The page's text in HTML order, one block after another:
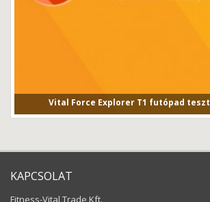
Vital Force Explorer T1 futópad teszt
KAPCSOLAT
Fitness-Vital Trade Kft.